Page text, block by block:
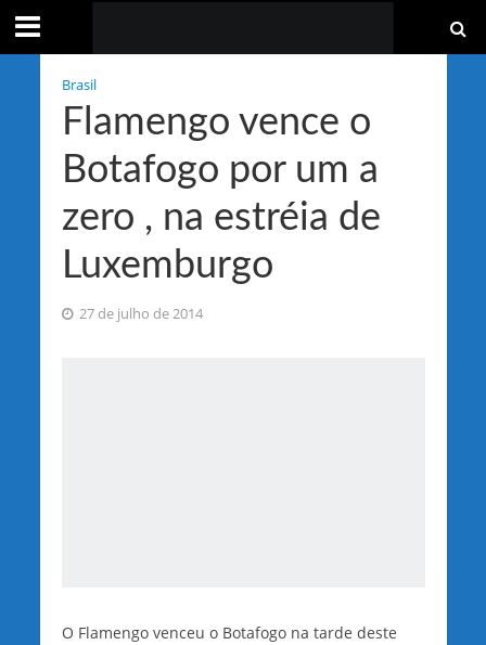
Brasil
Flamengo vence o
Botafogo por um a
zero , na estréia de
Luxemburgo
27 de julho de 2014
O Flamengo venceu o Botafogo na tarde deste